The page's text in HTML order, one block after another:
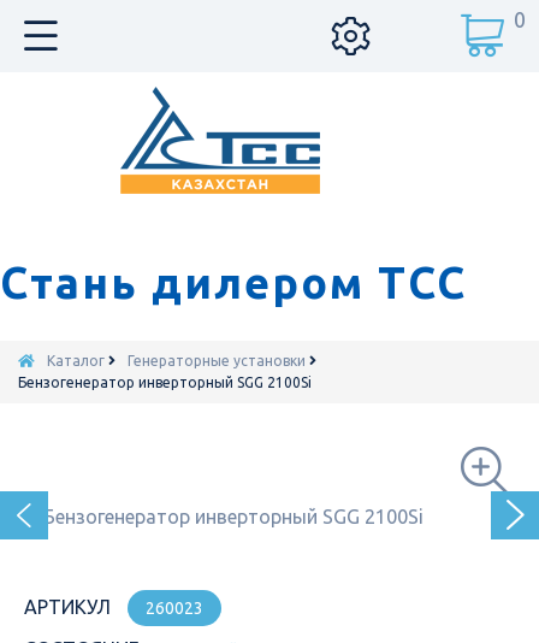
Стань дилером ТСС
0
Каталог
Генераторные установки
Бензогенератор инверторный SGG 2100Si
АРТИКУЛ 260023